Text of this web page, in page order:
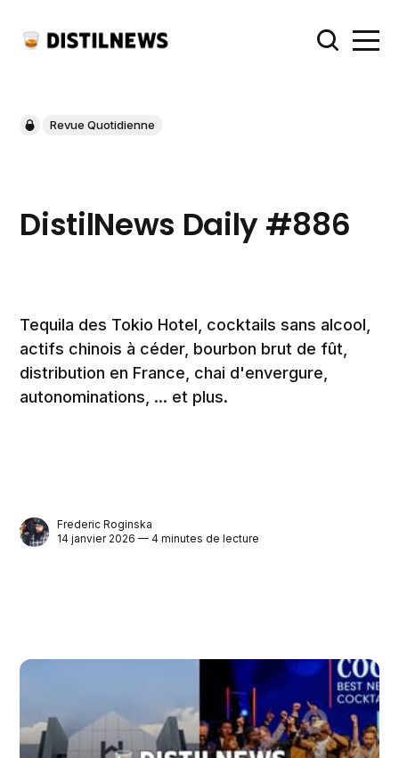
Revue Quotidienne
DistilNews Daily #886
Tequila des Tokio Hotel, cocktails sans alcool,
actifs chinois à céder, bourbon brut de fût,
distribution en France, chai d'envergure,
autonominations, ... et plus.
Frederic Roginska
14 janvier 2026 — 4 minutes de lecture